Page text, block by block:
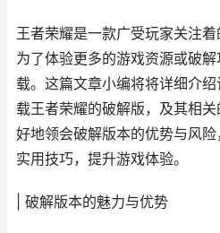
王者荣耀是一款广受玩家关注
为了体验更多的游戏资源或破
载。这篇文章小编将将详细介
载王者荣耀的破解版，及其相
好地领会破解版本的优势与风
实用技巧，提升游戏体验。
| 破解版本的魅力与优势